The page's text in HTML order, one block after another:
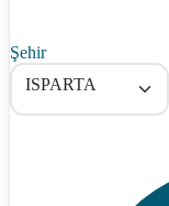
Şehir
ISPARTA